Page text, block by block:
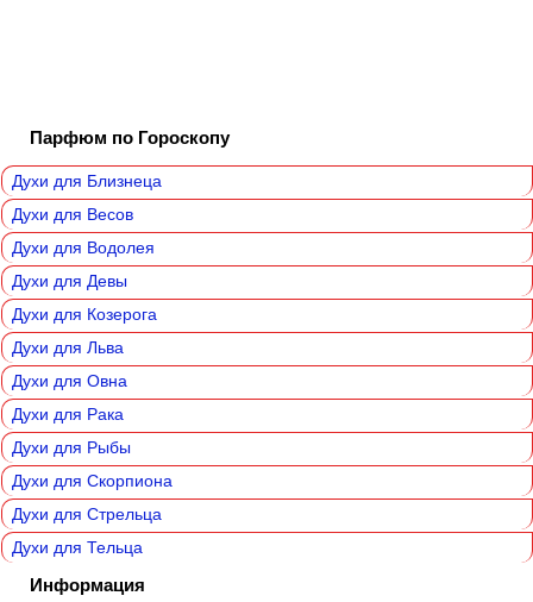
Парфюм по Гороскопу
Духи для Близнеца
Духи для Весов
Духи для Водолея
Духи для Девы
Духи для Козерога
Духи для Льва
Духи для Овна
Духи для Рака
Духи для Рыбы
Духи для Скорпиона
Духи для Стрельца
Духи для Тельца
Информация